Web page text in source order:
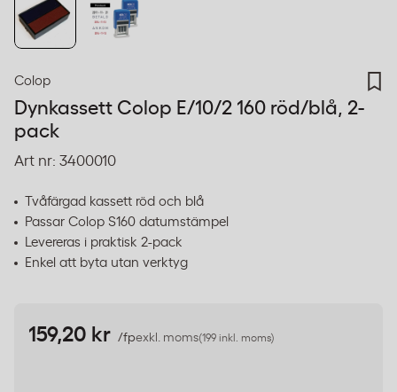
Colop
Dynkassett Colop E/10/2 160 röd/blå, 2-
pack
Art nr: 3400010
Tvåfärgad kassett röd och blå
Passar Colop S160 datumstämpel
Levereras i praktisk 2-pack
Enkel att byta utan verktyg
159,20 kr /fpexkl. moms(199 inkl. moms)